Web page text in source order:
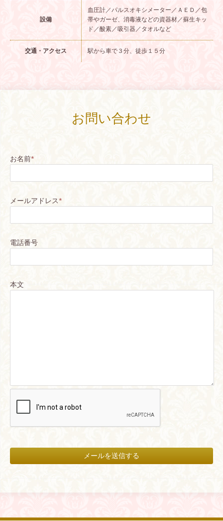
設備
血圧計／パルスオキシメーター／ＡＥＤ／包
帯やガーゼ、消毒液などの資器材／蘇生キッ
ド／酸素／吸引器／タオルなど
交通・アクセス 駅から車で３分、徒歩１５分
お問い合わせ
お名前*
メールアドレス*
電話番号
本文